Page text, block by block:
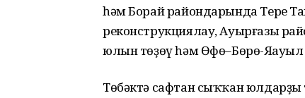
һәм Борай райондарында Тере
реконструкциялау, Ауырғазы
юлын төҙөү һәм Өфө–Бөрө-
Төбәктә сафтан сыҡҡан юлдарҙы